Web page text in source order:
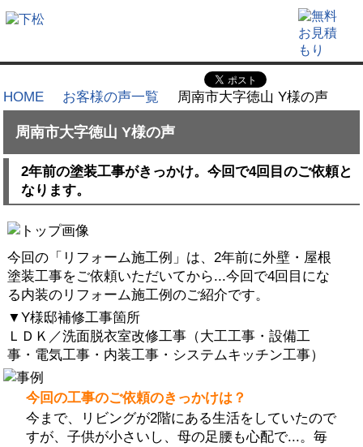
HOME お客様の声一覧 周南市大字徳山 Y様の声
周南市大字徳山 Y様の声
2年前の塗装工事がきっかけ。今回で4回目のご依頼と
なります。
今回の「リフォーム施工例」は、2年前に外壁・屋根
塗装工事をご依頼いただいてから...今回で4回目にな
る内装のリフォーム施工例のご紹介です。
▼Y様邸補修工事箇所
ＬＤＫ／洗面脱衣室改修工事（大工工事・設備工
事・電気工事・内装工事・システムキッチン工事）
今回の工事のご依頼のきっかけは？
今まで、リビングが2階にある生活をしていたので
すが、子供が小さいし、母の足腰も心配で...。毎